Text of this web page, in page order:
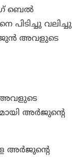
ബെൽ
വലിച്ചു
അവളുടെ
അർജുന്റെ
അർജുന്റെ